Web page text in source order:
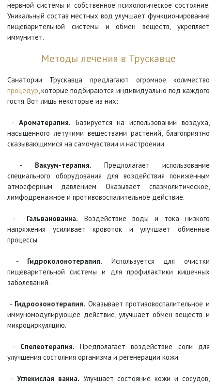
нервной системы и собственное психологическое состояние.
Уникальный состав местных вод улучшает функционирование
пищеварительной системы и обмен веществ, укрепляет
иммунитет.
Методы лечения в Трускавце
Санатории Трускавца предлагают огромное количество
процедур, которые подбираются индивидуально под каждого
гостя. Вот лишь некоторые из них:
- Ароматерапия. Базируется на использовании воздуха,
насыщенного летучими веществами растений, благоприятно
сказывающимися на самочувствии и настроении.
- Вакуум-терапия. Предполагает использование
специального оборудования для воздействия пониженным
атмосферным давлением. Оказывает спазмолитическое,
лимфодренажное и противовоспалительное действие.
- Гальванованна. Воздействие воды и тока низкого
напряжения усиливает кровоток и улучшает обменные
процессы.
- Гидроколонотерапия. Используется для очистки
пищеварительной системы и для профилактики кишечных
заболеваний.
- Гидроозонотерапия. Оказывает противовоспалительное и
иммуномодулирующее действие, улучшает обмен веществ и
микроциркуляцию.
- Спелеотерапия. Предполагает воздействие соли для
улучшения состояния организма и регенерации кожи.
- Углекислая ванна. Улучшает состояние кожи и сосудов,